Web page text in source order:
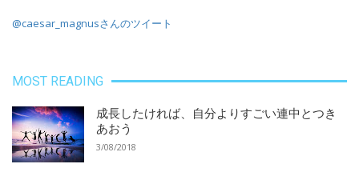
@caesar_magnusさんのツイート
MOST READING
成長したければ、自分よりすごい連中とつき
あおう
3/08/2018